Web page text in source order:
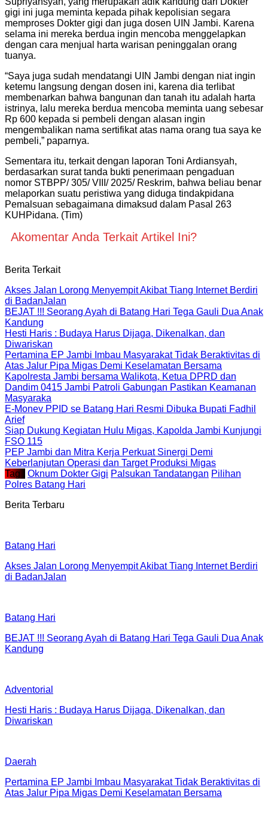
gigi ini juga meminta kepada pihak kepolisian segara
memproses Dokter gigi dan juga dosen UIN Jambi. Karena
selama ini mereka berdua ingin mencoba menggelapkan
dengan cara menjual harta warisan peninggalan orang
tuanya.
“Saya juga sudah mendatangi UIN Jambi dengan niat ingin
ketemu langsung dengan dosen ini, karena dia terlibat
membenarkan bahwa bangunan dan tanah itu adalah harta
istrinya, lalu mereka berdua mencoba meminta uang sebesar
Rp 600 kepada si pembeli dengan alasan ingin
mengembalikan nama sertifikat atas nama orang tua saya ke
pembeli,” paparnya.
Sementara itu, terkait dengan laporan Toni Ardiansyah,
berdasarkan surat tanda bukti penerimaan pengaduan
nomor STBPP/ 305/ VIII/ 2025/ Reskrim, bahwa beliau benar
melaporkan suatu peristiwa yang diduga tindakpidana
Pemalsuan sebagaimana dimaksud dalam Pasal 263
KUHPidana. (Tim)
Akomentar Anda Terkait Artikel Ini?
Berita Terkait
Akses Jalan Lorong Menyempit Akibat Tiang Internet Berdiri
di BadanJalan
BEJAT !!! Seorang Ayah di Batang Hari Tega Gauli Dua Anak
Kandung
Hesti Haris : Budaya Harus Dijaga, Dikenalkan, dan
Diwariskan
Pertamina EP Jambi Imbau Masyarakat Tidak Beraktivitas di
Atas Jalur Pipa Migas Demi Keselamatan Bersama
Kapolresta Jambi bersama Walikota, Ketua DPRD dan
Dandim 0415 Jambi Patroli Gabungan Pastikan Keamanan
Masyaraka
E-Monev PPID se Batang Hari Resmi Dibuka Bupati Fadhil
Arief
Siap Dukung Kegiatan Hulu Migas, Kapolda Jambi Kunjungi
FSO 115
PEP Jambi dan Mitra Kerja Perkuat Sinergi Demi
Keberlanjutan Operasi dan Target Produksi Migas
Tag :
Oknum Dokter Gigi Palsukan Tandatangan Pilihan
Polres Batang Hari
Berita Terbaru
Batang Hari
Akses Jalan Lorong Menyempit Akibat Tiang Internet Berdiri
di BadanJalan
Batang Hari
BEJAT !!! Seorang Ayah di Batang Hari Tega Gauli Dua Anak
Kandung
Adventorial
Hesti Haris : Budaya Harus Dijaga, Dikenalkan, dan
Diwariskan
Daerah
Pertamina EP Jambi Imbau Masyarakat Tidak Beraktivitas di
Atas Jalur Pipa Migas Demi Keselamatan Bersama